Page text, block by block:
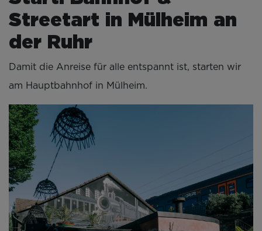
Streetart in Mülheim an
der Ruhr
Damit die Anreise für alle entspannt ist, starten wir
am Hauptbahnhof in Mülheim.